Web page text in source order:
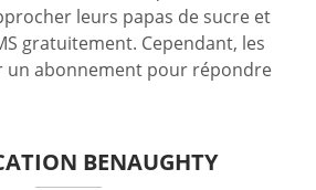
leurs papas de sucre et
gratuitement. Cependant, les
un abonnement pour répondre
BENAUGHTY